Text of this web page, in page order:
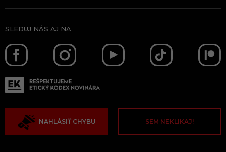
SLEDUJ NÁS AJ NA
NAHLÁSIŤ CHYBU SEM NEKLIKAJ!